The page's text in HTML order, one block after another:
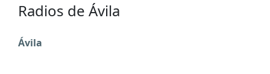
Radios de Ávila
Ávila